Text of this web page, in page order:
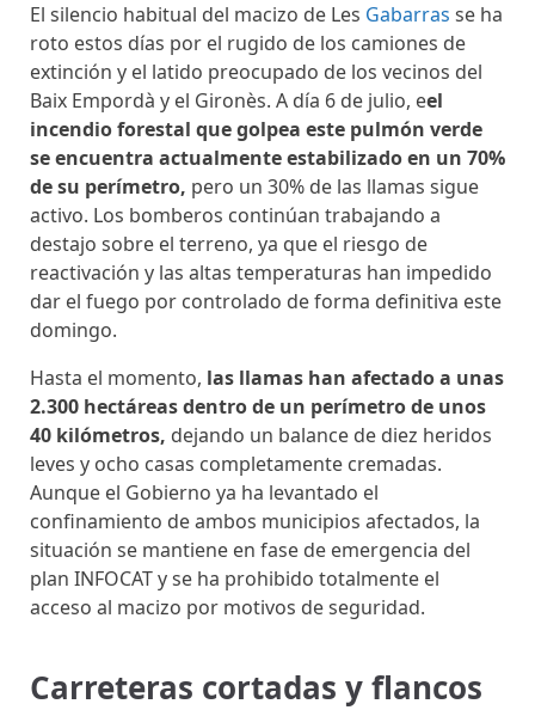
El silencio habitual del macizo de Les Gabarras se ha
roto estos días por el rugido de los camiones de
extinción y el latido preocupado de los vecinos del
Baix Empordà y el Gironès. A día 6 de julio, eel
incendio forestal que golpea este pulmón verde
se encuentra actualmente estabilizado en un 70%
de su perímetro, pero un 30% de las llamas sigue
activo. Los bomberos continúan trabajando a
destajo sobre el terreno, ya que el riesgo de
reactivación y las altas temperaturas han impedido
dar el fuego por controlado de forma definitiva este
domingo.
Hasta el momento, las llamas han afectado a unas
2.300 hectáreas dentro de un perímetro de unos
40 kilómetros, dejando un balance de diez heridos
leves y ocho casas completamente cremadas.
Aunque el Gobierno ya ha levantado el
confinamiento de ambos municipios afectados, la
situación se mantiene en fase de emergencia del
plan INFOCAT y se ha prohibido totalmente el
acceso al macizo por motivos de seguridad.
Carreteras cortadas y flancos